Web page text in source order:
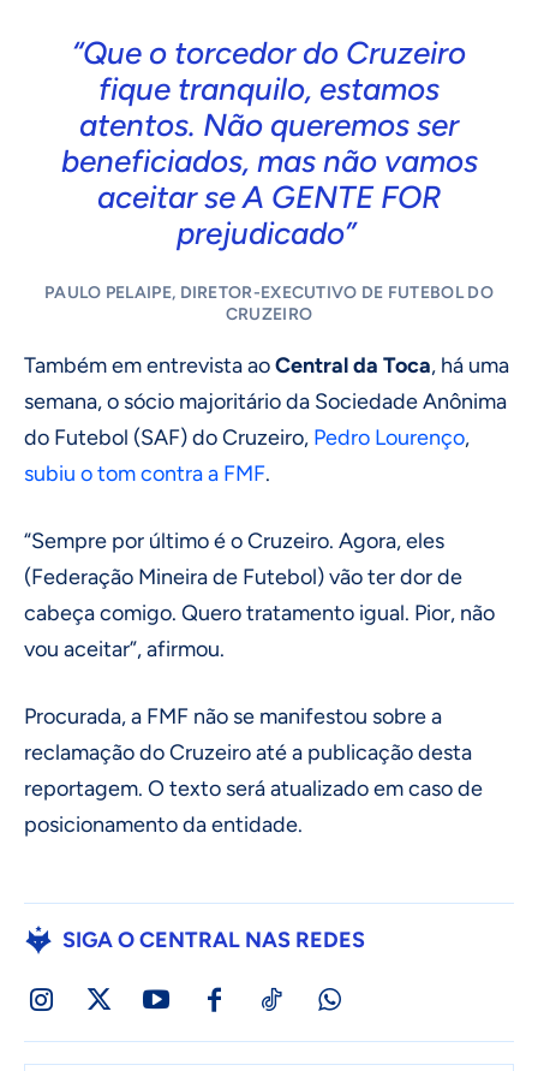
“Que o torcedor do Cruzeiro
fique tranquilo, estamos
atentos. Não queremos ser
beneficiados, mas não vamos
aceitar se A GENTE FOR
prejudicado”
PAULO PELAIPE, DIRETOR-EXECUTIVO DE FUTEBOL DO
CRUZEIRO
Também em entrevista aoCentral da Toca, há uma
semana, o sócio majoritário da Sociedade Anônima
do Futebol (SAF) do Cruzeiro, Pedro Lourenço,
subiu o tom contra a FMF.
“Sempre por último é o Cruzeiro. Agora, eles
(Federação Mineira de Futebol) vão ter dor de
cabeça comigo. Quero tratamento igual. Pior, não
vou aceitar”, afirmou.
Procurada, a FMF não se manifestou sobre a
reclamação do Cruzeiro até a publicação desta
reportagem. O texto será atualizado em caso de
posicionamento da entidade.
SIGA O CENTRAL NAS REDES